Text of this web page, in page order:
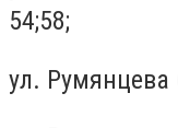
54;58;
ул. Румянцева